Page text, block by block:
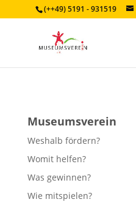
(++49) 5191 - 931519
Museumsverein
Weshalb fördern?
Womit helfen?
Was gewinnen?
Wie mitspielen?